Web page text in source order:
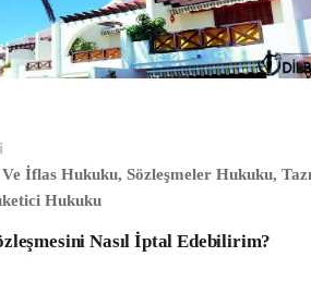
İflas Hukuku, Sözleşmeler Hukuku,
Hukuku
Nasıl İptal Edebilirim?